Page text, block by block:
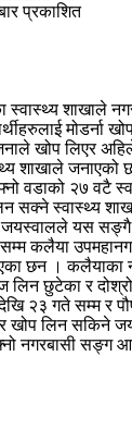
प्रकाशित
स्वास्थ्य शाखाले
खोप लिएर
शाखाले
वडाको २७ वटै
सक्ने स्वास्थ्य
यस सङ्गै
कलैया
छन । कलैयाका
लिन छुटेका र
२३ गते सम्म र
खोप लिन सकिने
नगरबासी सङ्ग